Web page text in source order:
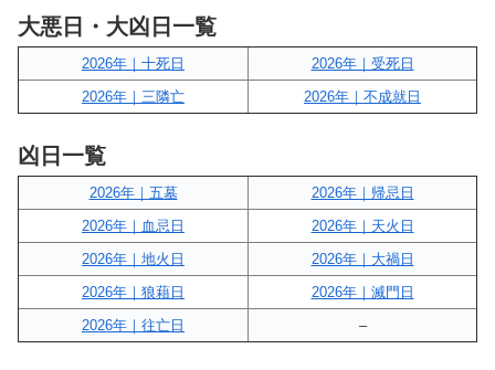
大悪日・大凶日一覧
2026年｜十死日
2026年｜受死日
2026年｜三隣亡
2026年｜不成就日
凶日一覧
2026年｜五墓
2026年｜帰忌日
2026年｜血忌日
2026年｜天火日
2026年｜地火日
2026年｜大禍日
2026年｜狼藉日
2026年｜滅門日
2026年｜往亡日
–